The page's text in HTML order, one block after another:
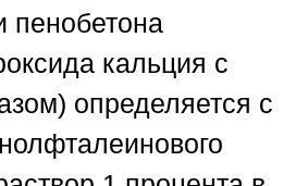
пенобетона
кальция с
определяется с